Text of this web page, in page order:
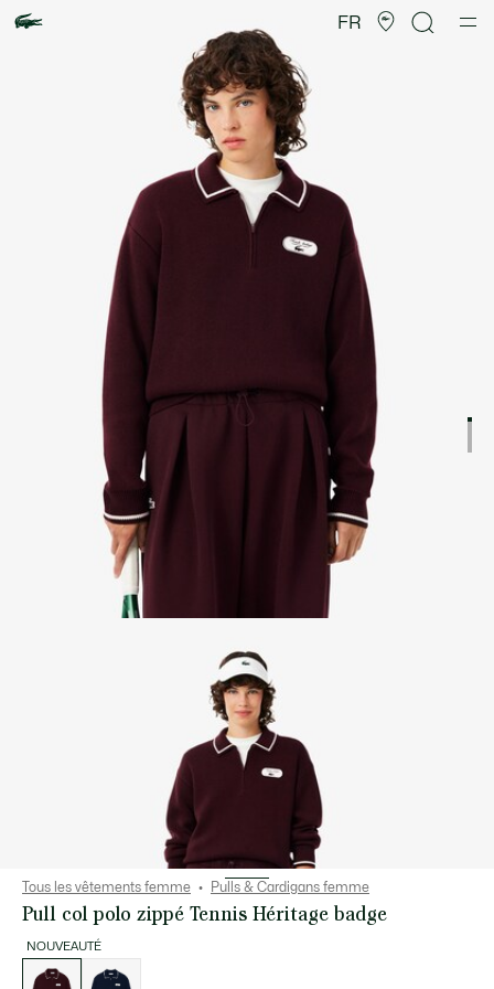
FR
d’images
produit
Tous les vêtements femme Pulls & Cardigans femme
Pull col polo zippé Tennis Héritage badge
NOUVEAUTÉ
des
déclinaisons